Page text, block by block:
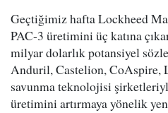
Geçtiğimiz hafta Lockheed
PAC-3 üretimini üç katına
milyar dolarlık potansiyel
Anduril, Castelion, CoAspire,
savunma teknolojisi
üretimini artırmaya yönelik